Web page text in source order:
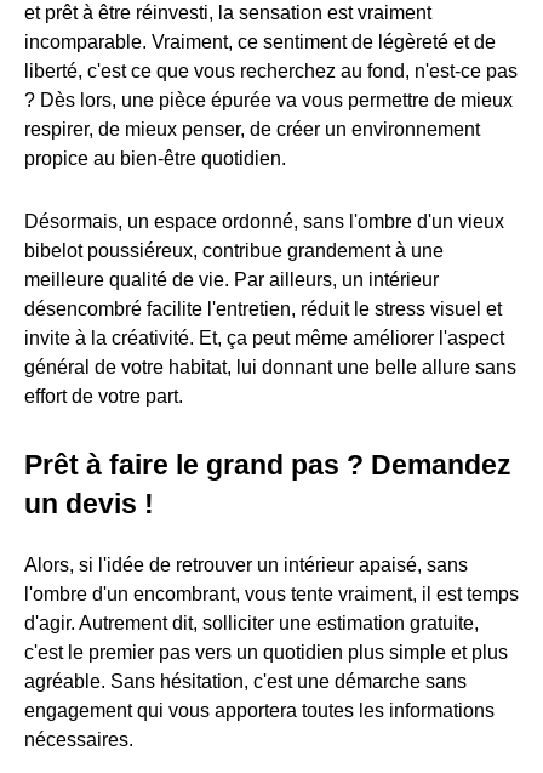
et prêt à être réinvesti, la sensation est vraiment
incomparable. Vraiment, ce sentiment de légèreté et de
liberté, c'est ce que vous recherchez au fond, n'est-ce pas
? Dès lors, une pièce épurée va vous permettre de mieux
respirer, de mieux penser, de créer un environnement
propice au bien-être quotidien.
Désormais, un espace ordonné, sans l'ombre d'un vieux
bibelot poussiéreux, contribue grandement à une
meilleure qualité de vie. Par ailleurs, un intérieur
désencombré facilite l'entretien, réduit le stress visuel et
invite à la créativité. Et, ça peut même améliorer l'aspect
général de votre habitat, lui donnant une belle allure sans
effort de votre part.
Prêt à faire le grand pas ? Demandez
un devis !
Alors, si l'idée de retrouver un intérieur apaisé, sans
l'ombre d'un encombrant, vous tente vraiment, il est temps
d'agir. Autrement dit, solliciter une estimation gratuite,
c'est le premier pas vers un quotidien plus simple et plus
agréable. Sans hésitation, c'est une démarche sans
engagement qui vous apportera toutes les informations
nécessaires.